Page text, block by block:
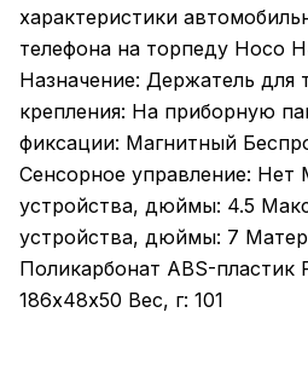
характеристики
телефона на торпеду Hoco
Назначение: Держатель для
крепления: На приборную
фиксации: Магнитный
Сенсорное управление: Нет
устройства, дюймы: 4.5
устройства, дюймы: 7
Поликарбонат ABS-пластик
186х48х50 Вес, г: 101